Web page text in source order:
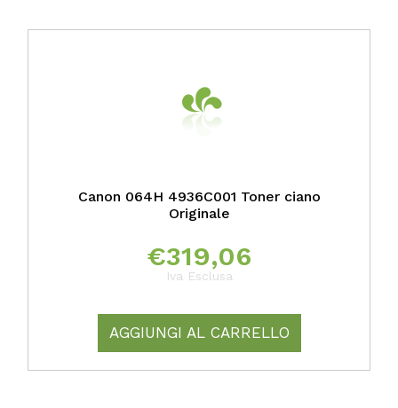
Canon 064H 4936C001 Toner ciano
Originale
€319,06
Iva Esclusa
AGGIUNGI AL CARRELLO